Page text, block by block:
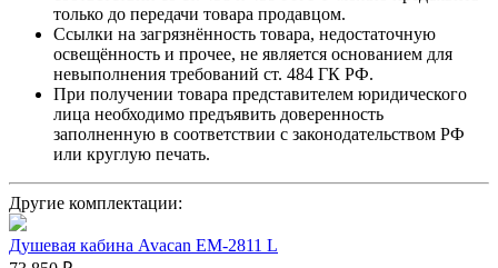
только до передачи товара продавцом.
Ссылки на загрязнённость товара, недостаточную
освещённость и прочее, не является основанием для
невыполнения требований ст. 484 ГК РФ.
При получении товара представителем юридического
лица необходимо предъявить доверенность
заполненную в соответствии с законодательством РФ
или круглую печать.
Другие комплектации:
Душевая кабина Avacan EM-2811 L